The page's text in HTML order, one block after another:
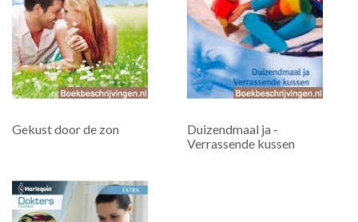
Gekust door de zon
Duizendmaal ja -
Verrassende kussen